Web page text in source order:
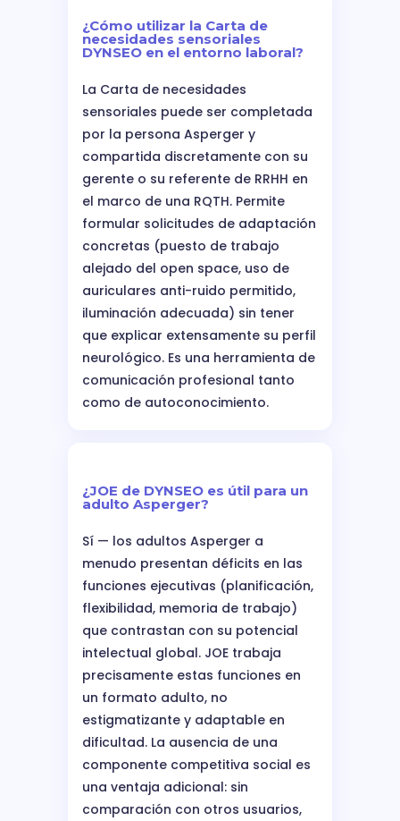
¿Cómo utilizar la Carta de
necesidades sensoriales
DYNSEO en el entorno laboral?
La Carta de necesidades
sensoriales puede ser completada
por la persona Asperger y
compartida discretamente con su
gerente o su referente de RRHH en
el marco de una RQTH. Permite
formular solicitudes de adaptación
concretas (puesto de trabajo
alejado del open space, uso de
auriculares anti-ruido permitido,
iluminación adecuada) sin tener
que explicar extensamente su perfil
neurológico. Es una herramienta de
comunicación profesional tanto
como de autoconocimiento.
¿JOE de DYNSEO es útil para un
adulto Asperger?
Sí — los adultos Asperger a
menudo presentan déficits en las
funciones ejecutivas (planificación,
flexibilidad, memoria de trabajo)
que contrastan con su potencial
intelectual global. JOE trabaja
precisamente estas funciones en
un formato adulto, no
estigmatizante y adaptable en
dificultad. La ausencia de una
componente competitiva social es
una ventaja adicional: sin
comparación con otros usuarios,